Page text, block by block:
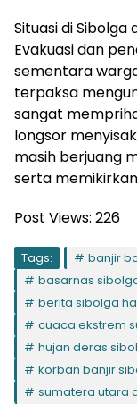
Situasi di
Evakuasi dan
sementara
terpaksa
sangat
longsor
masih berjuang
serta
Post Views: 226
Tags: banjir
basarnas
berita sibolga
cuaca ekstrem
hujan deras
korban banjir
sumatera utara